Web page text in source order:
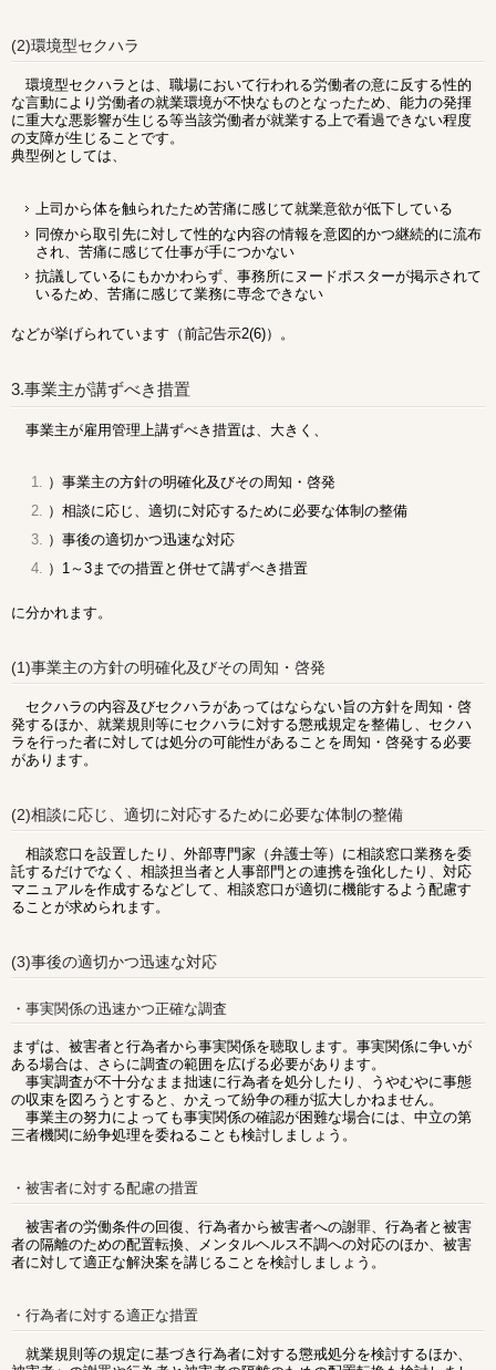
(2)環境型セクハラ
環境型セクハラとは、職場において行われる労働者の意に反する性的
な言動により労働者の就業環境が不快なものとなったため、能力の発揮
に重大な悪影響が生じる等当該労働者が就業する上で看過できない程度
の支障が生じることです。
典型例としては、
上司から体を触られたため苦痛に感じて就業意欲が低下している
同僚から取引先に対して性的な内容の情報を意図的かつ継続的に流布
され、苦痛に感じて仕事が手につかない
抗議しているにもかかわらず、事務所にヌードポスターが掲示されて
いるため、苦痛に感じて業務に専念できない
などが挙げられています（前記告示2(6)）。
3.事業主が講ずべき措置
事業主が雇用管理上講ずべき措置は、大きく、
）事業主の方針の明確化及びその周知・啓発
）相談に応じ、適切に対応するために必要な体制の整備
）事後の適切かつ迅速な対応
）1～3までの措置と併せて講ずべき措置
に分かれます。
(1)事業主の方針の明確化及びその周知・啓発
セクハラの内容及びセクハラがあってはならない旨の方針を周知・啓
発するほか、就業規則等にセクハラに対する懲戒規定を整備し、セクハ
ラを行った者に対しては処分の可能性があることを周知・啓発する必要
があります。
(2)相談に応じ、適切に対応するために必要な体制の整備
相談窓口を設置したり、外部専門家（弁護士等）に相談窓口業務を委
託するだけでなく、相談担当者と人事部門との連携を強化したり、対応
マニュアルを作成するなどして、相談窓口が適切に機能するよう配慮す
ることが求められます。
(3)事後の適切かつ迅速な対応
・事実関係の迅速かつ正確な調査
まずは、被害者と行為者から事実関係を聴取します。事実関係に争いが
ある場合は、さらに調査の範囲を広げる必要があります。
事実調査が不十分なまま拙速に行為者を処分したり、うやむやに事態
の収束を図ろうとすると、かえって紛争の種が拡大しかねません。
事業主の努力によっても事実関係の確認が困難な場合には、中立の第
三者機関に紛争処理を委ねることも検討しましょう。
・被害者に対する配慮の措置
被害者の労働条件の回復、行為者から被害者への謝罪、行為者と被害
者の隔離のための配置転換、メンタルヘルス不調への対応のほか、被害
者に対して適正な解決案を講じることを検討しましょう。
・行為者に対する適正な措置
就業規則等の規定に基づき行為者に対する懲戒処分を検討するほか、